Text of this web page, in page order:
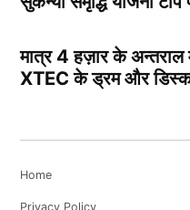
मात्र 4 हज़ार के
XTEC के ड्रम और
Home
Privacy Policy